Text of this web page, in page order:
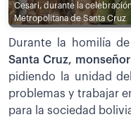
Cesari, durante la
Metropolitana de Santa Cruz
Durante la homilía
Santa Cruz,
pidiendo la unidad
problemas y trabajar
para la sociedad